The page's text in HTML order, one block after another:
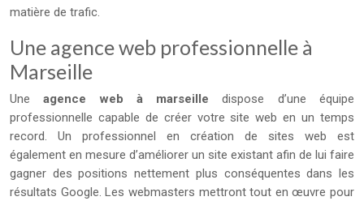
matière de trafic.
Une agence web professionnelle à
Marseille
Uneagence web à marseilledispose d’une équipe
professionnelle capable de créer votre site web en un temps
record. Un professionnel en création de sites web est
également en mesure d’améliorer un site existant afin de lui faire
gagner des positions nettement plus conséquentes dans les
résultats Google. Les webmasters mettront tout en œuvre pour